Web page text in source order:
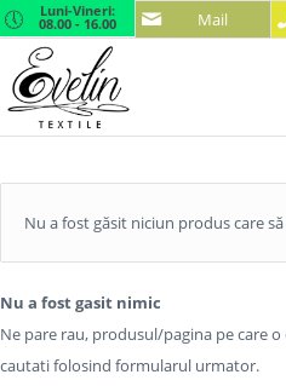
Mail
Luni-Vineri:
08.00 - 16.00
Nu a fost găsit niciun produs care
Nu a fost gasit nimic
Ne pare rau, produsul/pagina pe care
cautati folosind formularul urmator.